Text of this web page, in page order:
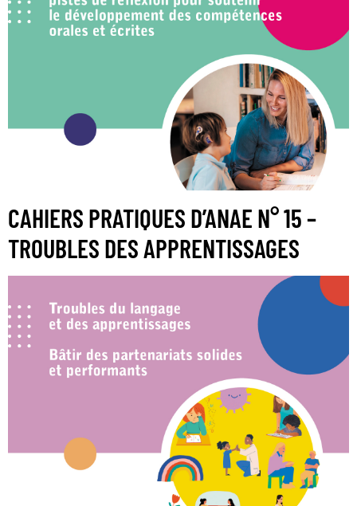
CAHIERS PRATIQUES D’ANAE N° 15 –
TROUBLES DES APPRENTISSAGES